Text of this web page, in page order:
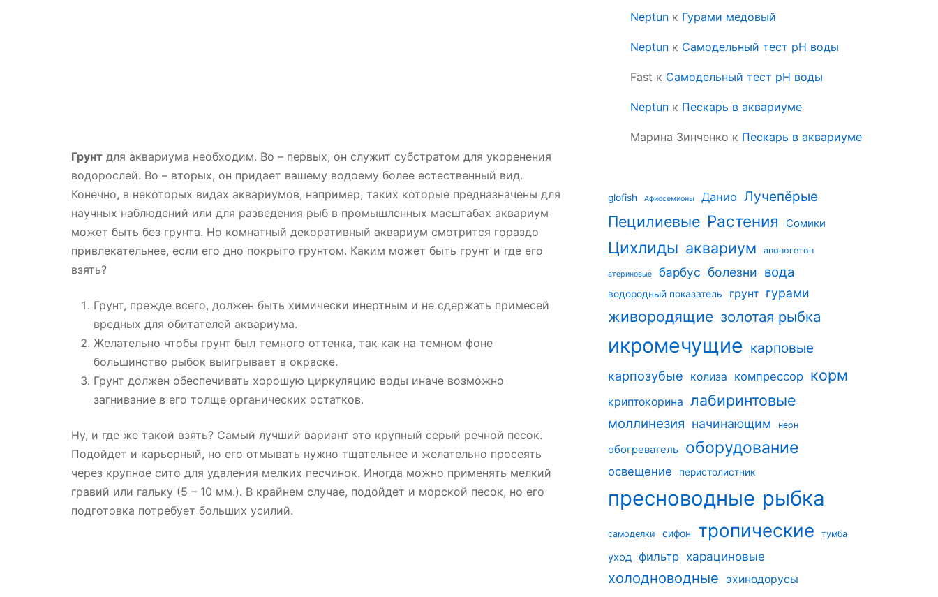
Грунт для аквариума необходим. Во – первых, он служит субстратом для укоренения
водорослей. Во – вторых, он придает вашему водоему более естественный вид.
Конечно, в некоторых видах аквариумов, например, таких которые предназначены для
научных наблюдений или для разведения рыб в промышленных масштабах аквариум
может быть без грунта. Но комнатный декоративный аквариум смотрится гораздо
привлекательнее, если его дно покрыто грунтом. Каким может быть грунт и где его
взять?
Грунт, прежде всего, должен быть химически инертным и не сдержать примесей
вредных для обитателей аквариума.
Желательно чтобы грунт был темного оттенка, так как на темном фоне
большинство рыбок выигрывает в окраске.
Грунт должен обеспечивать хорошую циркуляцию воды иначе возможно
загнивание в его толще органических остатков.
Ну, и где же такой взять? Самый лучший вариант это крупный серый речной песок.
Подойдет и карьерный, но его отмывать нужно тщательнее и желательно просеять
через крупное сито для удаления мелких песчинок. Иногда можно применять мелкий
гравий или гальку (5 – 10 мм.). В крайнем случае, подойдет и морской песок, но его
подготовка потребует больших усилий.
Neptun к Гурами медовый
Neptun к Самодельный тест pH воды
Fast к Самодельный тест pH воды
Neptun к Пескарь в аквариуме
Марина Зинченко к Пескарь в аквариуме
glofish Афиосемионы Данио Лучепёрые
Пецилиевые Растения Сомики
Цихлиды аквариум апоногетон
атериновые барбус болезни вода
водородный показатель грунт гурами
живородящие золотая рыбка
икромечущие карповые
карпозубые колиза компрессор корм
криптокорина лабиринтовые
моллинезия начинающим неон
обогреватель оборудование
освещение перистолистник
пресноводные рыбка
самоделки сифон тропические тумба
уход фильтр харациновые
холодноводные эхинодорусы